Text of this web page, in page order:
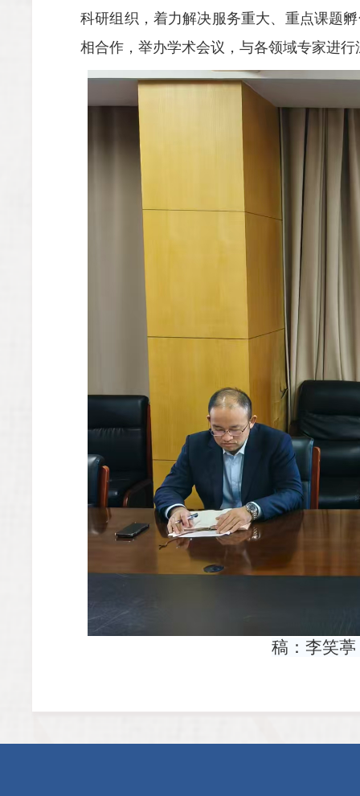
科研组织，着力解决服务重大、重点课题
相合作，举办学术会议，与各领域专家进
稿：李笑